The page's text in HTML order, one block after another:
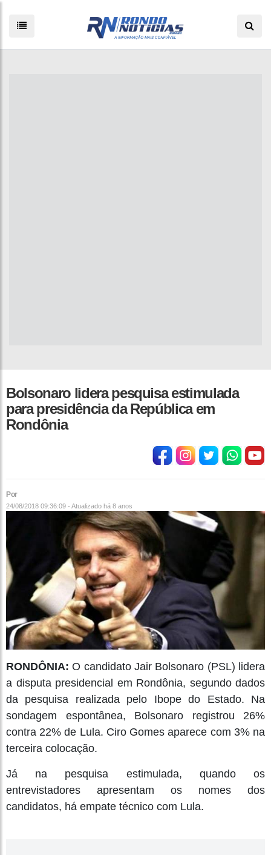
Bolsonaro lidera pesquisa estimulada
para presidência da República em
Rondônia
Por
24/08/2018 09:36:09 - Atualizado há 8 anos
RONDÔNIA:O candidato Jair Bolsonaro (PSL) lidera
a disputa presidencial em Rondônia, segundo dados
da pesquisa realizada pelo Ibope do Estado. Na
sondagem espontânea, Bolsonaro registrou 26%
contra 22% de Lula. Ciro Gomes aparece com 3% na
terceira colocação.
Já na pesquisa estimulada, quando os
entrevistadores apresentam os nomes dos
candidatos, há empate técnico com Lula.